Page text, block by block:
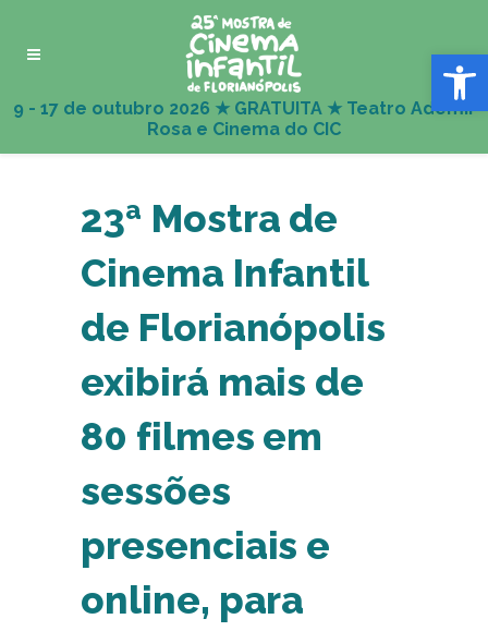
Abrir
23ª Mostra de
Cinema Infantil
de Florianópolis
exibirá mais de
80 filmes em
sessões
presenciais e
online, para